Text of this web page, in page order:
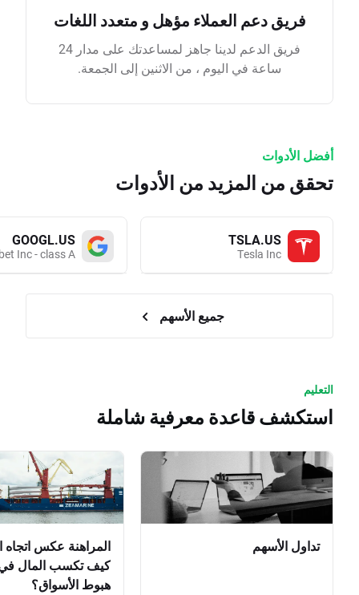
فريق دعم العملاء مؤهل و متعدد اللغات
فريق الدعم لدينا جاهز لمساعدتك على مدار 24
ساعة في اليوم ، من الاثنين إلى الجمعة.
أفضل الأدوات
تحقق من المزيد من الأدوات
TSLA.US
Tesla Inc
GOOGL.US
Inc - class A
جميع الأسهم
التعليم
استكشف قاعدة معرفية شاملة
تداول الأسهم
المراهنة عكس
كيف تكسب المال
هبوط الأسواق؟